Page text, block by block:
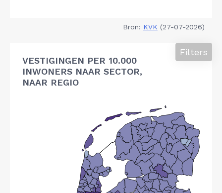
Bron: KVK (27-07-2026)
VESTIGINGEN PER 10.000
INWONERS NAAR SECTOR,
NAAR REGIO
Filters